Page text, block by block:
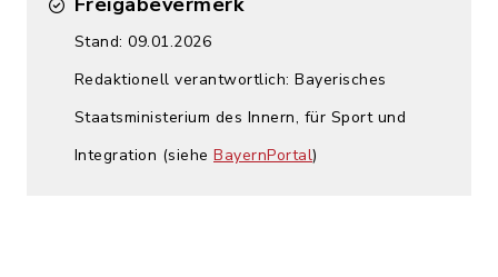
Stand: 09.01.2026
Redaktionell verantwortlich: Bayerisches
Staatsministerium des Innern, für Sport und
Integration (siehe BayernPortal)